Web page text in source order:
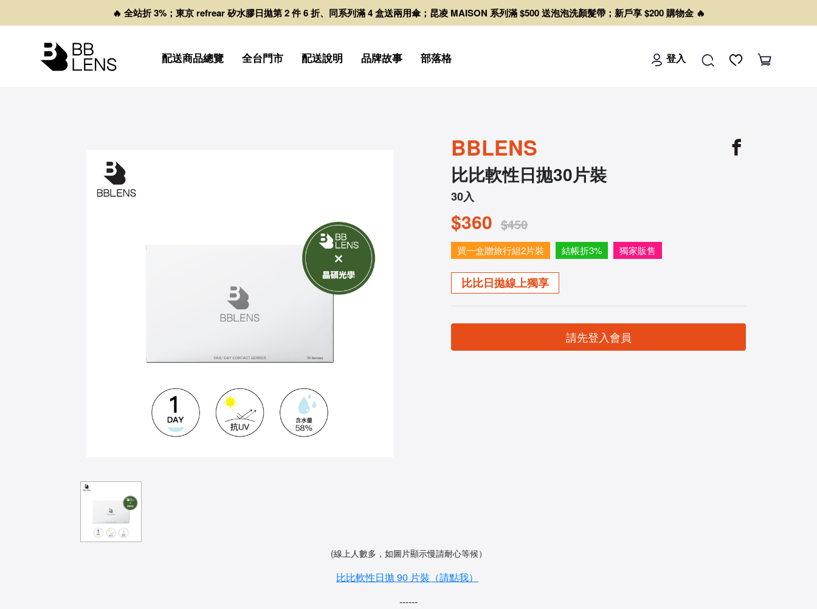
🔥 全站折 3%；東京 refrear 矽水膠日拋第 2 件 6 折、同系列滿 4 盒送兩用傘；昆凌 MAISON 系列滿 $500 送泡泡洗顏髮帶；新戶享 $200 購物金 🔥
配送商品總覽 全台門市 配送說明 品牌故事 部落格 登入
BBLENS
比比軟性日拋30片裝
30入
$360 $450
買一盒贈旅行組2片裝 結帳折3% 獨家販售
比比日拋線上獨享
請先登入會員
(線上人數多，如圖片顯示慢請耐心等候）
比比軟性日拋 90 片裝（請點我）
------